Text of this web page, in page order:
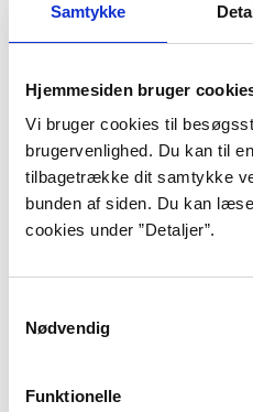
Samtykke
Hjemmesiden bruger
Vi bruger cookies til
brugervenlighed. Du kan til
tilbagetrække dit samtykke
bunden af siden. Du kan
cookies under ”Detaljer”.
Nødvendig
Funktionelle
Interview med Åsne
Politiken, 2023-03-05.
Interview med Åsne
”Hvad er de sidste 20 år
Information, 2023-03-10.
Interview med Åsne
”Vi troede naivt, at frihed v…
Web
Åsne Seierstads